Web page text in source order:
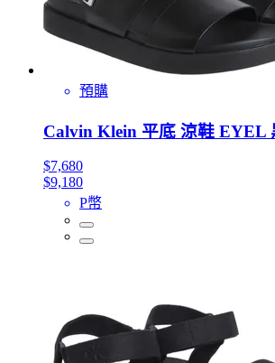
預購
Calvin Klein 平底 涼鞋 EYEL
$7,680
$9,180
P幣